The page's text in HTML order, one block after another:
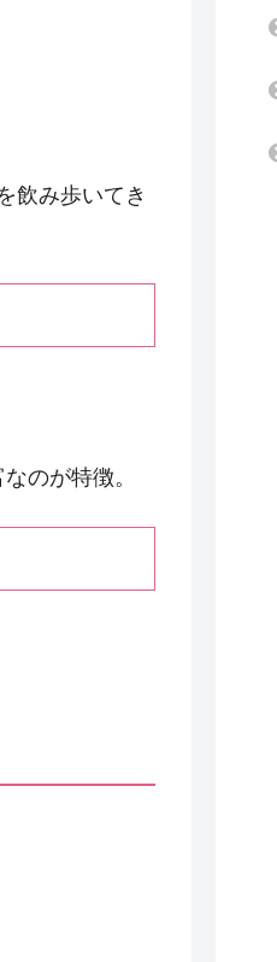
飲み歩いてき
のが特徴。